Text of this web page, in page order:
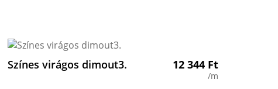
Színes virágos dimout3. 12 344 Ft
/m